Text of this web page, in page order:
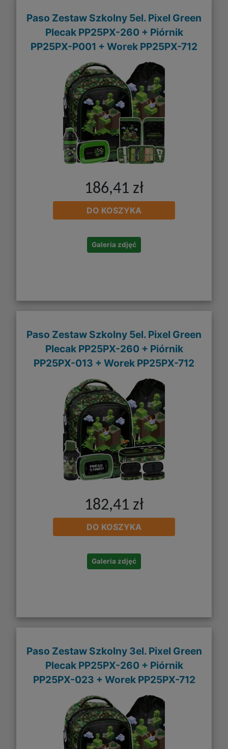
Paso Zestaw Szkolny 5el. Pixel Green
Plecak PP25PX-260 + Piórnik
PP25PX-P001 + Worek PP25PX-712
186,41 zł
DO KOSZYKA
Galeria zdjęć
Paso Zestaw Szkolny 5el. Pixel Green
Plecak PP25PX-260 + Piórnik
PP25PX-013 + Worek PP25PX-712
182,41 zł
DO KOSZYKA
Galeria zdjęć
Paso Zestaw Szkolny 3el. Pixel Green
Plecak PP25PX-260 + Piórnik
PP25PX-023 + Worek PP25PX-712